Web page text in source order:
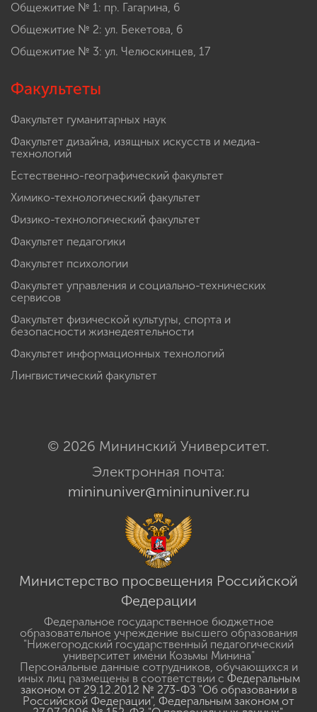
Общежитие № 1: пр. Гагарина, 6
Общежитие № 2: ул. Бекетова, 6
Общежитие № 3: ул. Челюскинцев, 17
Факультеты
Факультет гуманитарных наук
Факультет дизайна, изящных искусств и медиа-
технологий
Естественно-географический факультет
Химико-технологический факультет
Физико-технологический факультет
Факультет педагогики
Факультет психологии
Факультет управления и социально-технических
сервисов
Факультет физической культуры, спорта и
безопасности жизнедеятельности
Факультет информационных технологий
Лингвистический факультет
© 2026 Мининский Университет.
Электронная почта:
mininuniver@mininuniver.ru
Министерство просвещения Российской
Федерации
Федеральное государственное бюджетное
образовательное учреждение высшего образования
"Нижегородский государственный педагогический
университет имени Козьмы Минина"
Персональные данные сотрудников, обучающихся и
иных лиц размещены в соответствии с Федеральным
законом от 29.12.2012 № 273-ФЗ "Об образовании в
Российской Федерации", Федеральным законом от